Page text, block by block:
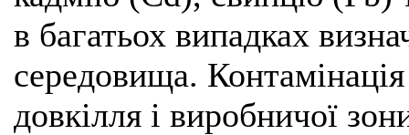
в багатьох випадках
середовища.
довкілля і виробничої